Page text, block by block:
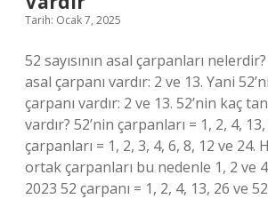
Tarih: Ocak 7, 2025
52 sayısının asal çarpanları
asal çarpanı vardır: 2 ve 13. Yani
çarpanı vardır: 2 ve 13. 52’nin kaç
vardır? 52’nin çarpanları = 1, 2, 4,
çarpanları = 1, 2, 3, 4, 6, 8, 12 ve 24.
ortak çarpanları bu nedenle 1, 2 ve
2023 52 çarpanı = 1, 2, 4, 13, 26 ve